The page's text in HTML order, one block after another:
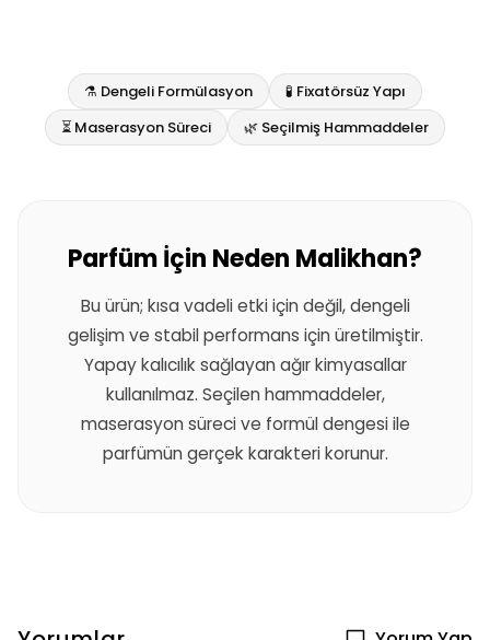
⚗️ Dengeli Formülasyon
🧪 Fixatörsüz Yapı
⏳ Maserasyon Süreci
🌿 Seçilmiş Hammaddeler
Parfüm İçin Neden Malikhan?
Bu ürün; kısa vadeli etki için değil, dengeli
gelişim ve stabil performans için üretilmiştir.
Yapay kalıcılık sağlayan ağır kimyasallar
kullanılmaz. Seçilen hammaddeler,
maserasyon süreci ve formül dengesi ile
parfümün gerçek karakteri korunur.